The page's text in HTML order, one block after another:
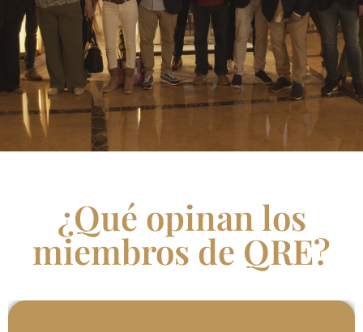
¿Qué opinan los
miembros de QRE?